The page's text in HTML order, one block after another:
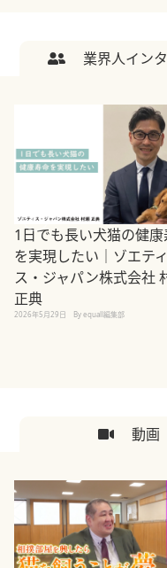
業界人インタ
1日でも長い犬猫の健
を実現したい｜ゾエティ
ス・ジャパン株式会社
正典
2026年5月29日 By equall編集部
動画